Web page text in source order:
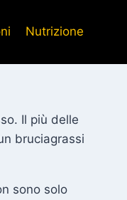
Nutrizione
Il più delle
bruciagrassi
sono solo